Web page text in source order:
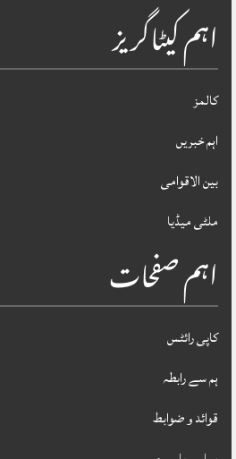
اہم کیٹاگریز
کالمز
اہم خبریں
بین الاقوامی
ملٹی میڈیا
اہم صفحات
کاپی رائٹس
ہم سے رابطہ
قوائد و ضوابط